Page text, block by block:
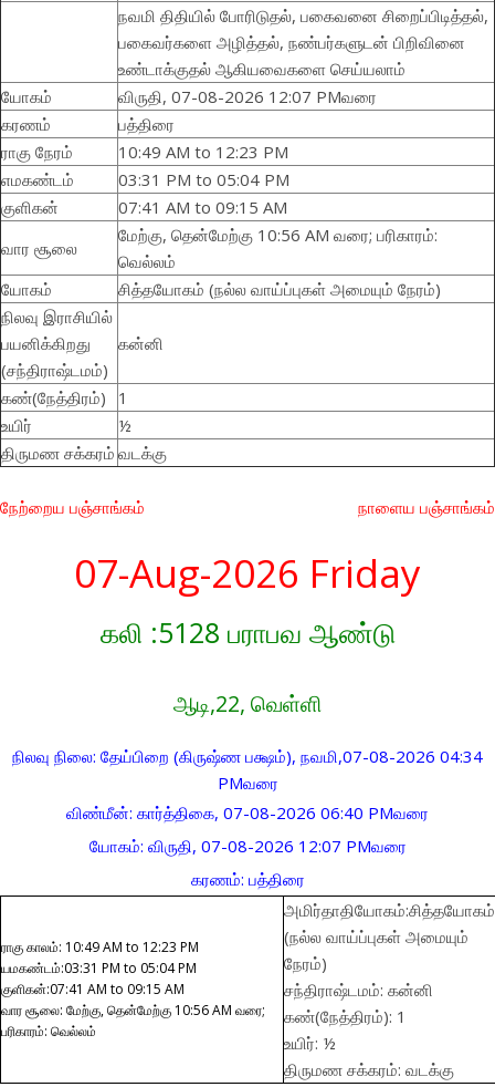
நவமி திதியில் போரிடுதல், பகைவனை சிறைப்பிடித்தல்,
பகைவர்களை அழித்தல், நண்பர்களுடன் பிறிவினை
உண்டாக்குதல் ஆகியவைகளை செய்யலாம்
யோகம்
விருதி, 07-08-2026 12:07 PMவரை
கரணம்
பத்திரை
ராகு நேரம்
10:49 AM to 12:23 PM
எமகண்டம்
03:31 PM to 05:04 PM
குளிகன்
07:41 AM to 09:15 AM
வார சூலை
மேற்கு, தென்மேற்கு 10:56 AM வரை; பரிகாரம்:
வெல்லம்
யோகம்
சித்தயோகம் (நல்ல வாய்ப்புகள் அமையும் நேரம்)
நிலவு இராசியில்
பயனிக்கிறது
(சந்திராஷ்டமம்)
கன்னி
கண்(நேத்திரம்)
1
உயிர்
½
திருமண சக்கரம் வடக்கு
நேற்றைய பஞ்சாங்கம் நாளைய பஞ்சாங்கம்
07-Aug-2026 Friday
கலி :5128 பராபவ ஆண்டு
ஆடி,22, வெள்ளி
நிலவு நிலை: தேய்பிறை (கிருஷ்ண பக்ஷம்), நவமி,07-08-2026 04:34
PMவரை
விண்மீன்: கார்த்திகை, 07-08-2026 06:40 PMவரை
யோகம்: விருதி, 07-08-2026 12:07 PMவரை
கரணம்: பத்திரை
ராகு காலம்: 10:49 AM to 12:23 PM
யமகண்டம்:03:31 PM to 05:04 PM
குளிகன்:07:41 AM to 09:15 AM
வார சூலை: மேற்கு, தென்மேற்கு 10:56 AM வரை;
பரிகாரம்: வெல்லம்
அமிர்தாதியோகம்:சித்தயோகம்
(நல்ல வாய்ப்புகள் அமையும்
நேரம்)
சந்திராஷ்டமம்: கன்னி
கண்(நேத்திரம்): 1
உயிர்: ½
திருமண சக்கரம்: வடக்கு